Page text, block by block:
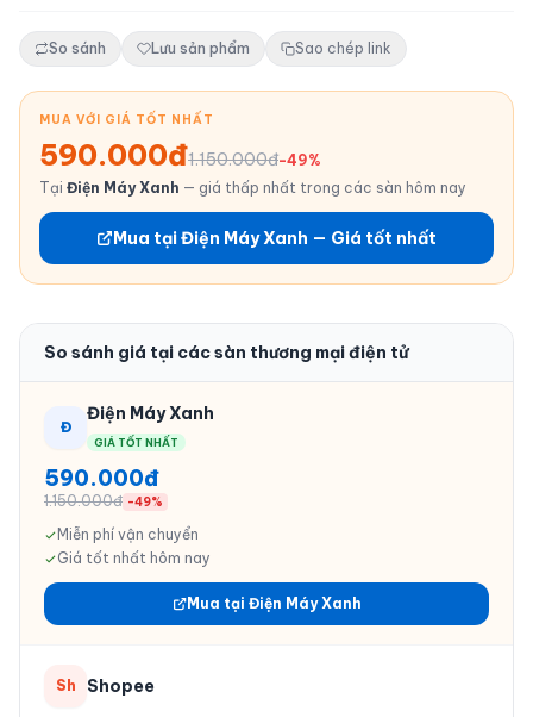
So sánh Lưu sản phẩm Sao chép link
MUA VỚI GIÁ TỐT NHẤT
590.000đ1.150.000đ-49%
Tại Điện Máy Xanh — giá thấp nhất trong các sàn hôm nay
Mua tại Điện Máy Xanh — Giá tốt nhất
So sánh giá tại các sàn thương mại điện tử
Đ
Điện Máy Xanh
GIÁ TỐT NHẤT
590.000đ
1.150.000đ -49%
Miễn phí vận chuyển
Giá tốt nhất hôm nay
Mua tại Điện Máy Xanh
Sh Shopee